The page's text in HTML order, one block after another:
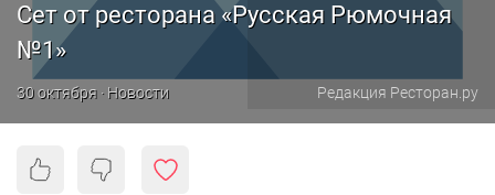
Сет от ресторана «Русская Рюмочная
№1»
30 октября · Новости Редакция Ресторан.ру